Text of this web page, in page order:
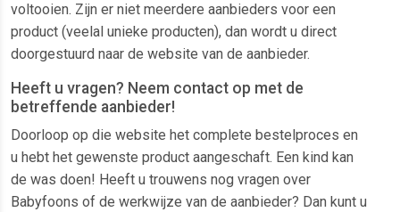
voltooien. Zijn er niet meerdere aanbieders voor een
product (veelal unieke producten), dan wordt u direct
doorgestuurd naar de website van de aanbieder.
Heeft u vragen? Neem contact op met de
betreffende aanbieder!
Doorloop op die website het complete bestelproces en
u hebt het gewenste product aangeschaft. Een kind kan
de was doen! Heeft u trouwens nog vragen over
Babyfoons of de werkwijze van de aanbieder? Dan kunt u